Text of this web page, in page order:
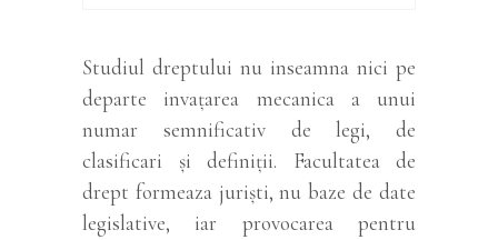
Studiul dreptului nu inseamna nici pe
departe invațarea mecanica a unui
numar semnificativ de legi, de
clasificari și definiții. Facultatea de
drept formeaza juriști, nu baze de date
legislative, iar provocarea pentru